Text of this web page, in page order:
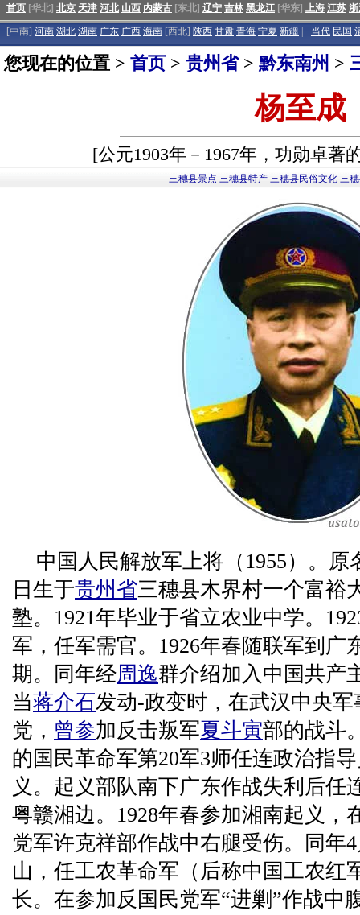
首页 [华北] 北京 天津 河北 山西 内蒙古 [东北] 辽宁 吉林 黑龙江 [华东] 上海 江苏
[中南] 河南 湖北 湖南 广东 广西 海南 [西北] 陕西 甘肃 青海 宁夏 新疆 当代 民国
您现在的位置 > 首页 > 贵州省> 黔东南州 >
杨至成
[公元1903年－1967年，功勋卓著
三穗县景点 三穗县特产 三穗县民俗文化 三
中国人民解放军上将（1955）。原
日生于贵州省三穗县木界村一个富裕
塾。1921年毕业于省立农业中学。
军，任军需官。1926年春随联军到广
期。同年经周逸群介绍加入中国共产
当蒋介石发动-政变时，在武汉中央
党， 曾参加反击叛军夏斗寅部的战斗
的国民革命军第20军3师任连政治指
义。起义部队南下广东作战失利后任
粤赣湘边。1928年春参加湘南起义，
党军许克祥部作战中右腿受伤。同年
山，任工农革命军（后称中国工农红
长。在参加反国民党军“进剿”作战中